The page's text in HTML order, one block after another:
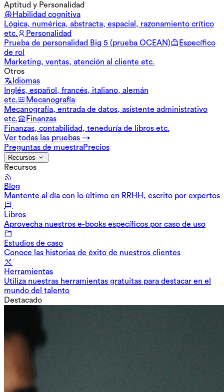
Aptitud y Personalidad
Habilidad cognitiva
Lógica, numérica, abstracta, espacial, razonamiento crítico
etc.
Personalidad
Prueba de personalidad Big 5 (prueba OCEAN)
Específico
de rol
Marketing, ventas, atención al cliente etc.
Otros
Idiomas
Inglés, español, francés, italiano, alemán
etc.
Mecanografía
Mecanografía, entrada de datos, asistente administrativo
etc.
Finanzas
Finanzas, contabilidad, teneduría de libros etc.
Ver todas las pruebas →
Preguntas de muestraPrecios
Recursos
Recursos
Blog
Mantente al día con lo último en RRHH, escrito por expertos
Libros
Aprovecha nuestros e-books específicos por caso de uso
Estudios de caso
Conoce las historias de éxito de nuestros clientes
Herramientas
Utiliza nuestras herramientas gratuitas para destacar en el
mundo del talento
Destacado